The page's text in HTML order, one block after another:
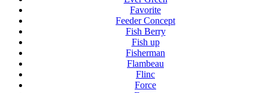
Favorite
Feeder Concept
Fish Berry
Fish up
Fisherman
Flambeau
Flinc
Force